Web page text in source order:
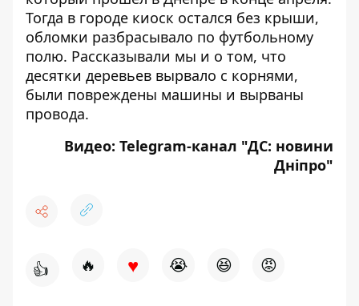
Тогда в городе киоск остался без крыши,
обломки разбрасывало по футбольному
полю. Рассказывали мы и о том, что
десятки деревьев вырвало с корнями,
были повреждены машины и вырваны
провода.
Видео: Telegram-канал "ДС: новини
Дніпро"
👍 🔥 ♥ 😭 😆 😡